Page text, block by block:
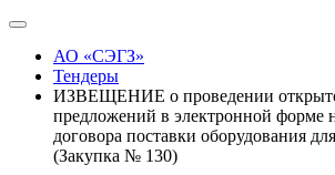
АО «СЭГЗ»
Тендеры
ИЗВЕЩЕНИЕ о проведении
предложений в электронной форме
договора поставки оборудования
(Закупка № 130)